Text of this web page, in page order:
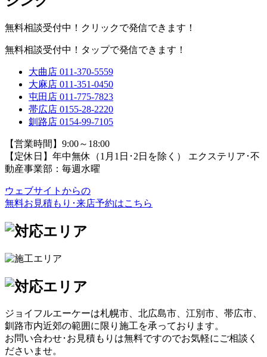
無料相談受付中！クリックで発信できます！
無料相談受付中！タップで発信できます！
大曲店 011-370-5559
大麻店 011-351-0450
屯田店 011-775-7823
帯広店 0155-28-2220
釧路店 0154-99-7105
【営業時間】9:00～18:00
【定休日】年中無休（1月1日･2日を除く） エクステリア･不
動産事業部：毎週水曜
ウェブサイトからの
無料お見積もり･来店予約はこちら
ジョイフルエーケーは札幌市、北広島市、江別市、帯広市、
釧路市内近郊の範囲に限り施工を承っております。
お問い合わせ･お見積もりは無料ですのでお気軽にご相談く
ださいませ。